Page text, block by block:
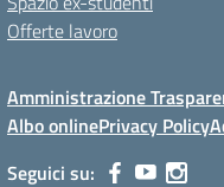
Offerte lavoro
Amministrazione
Albo onlinePrivacy Policy
Seguici su: